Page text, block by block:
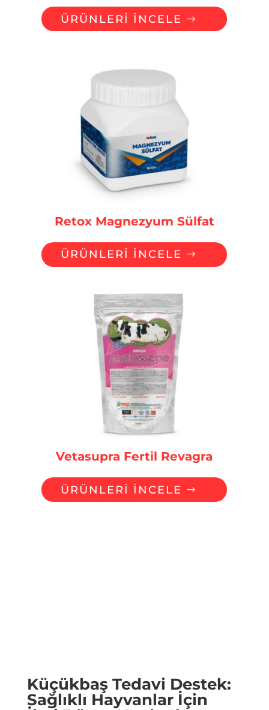
ÜRÜNLERİ İNCELE
Retox Magnezyum Sülfat
ÜRÜNLERİ İNCELE
Vetasupra Fertil Revagra
ÜRÜNLERİ İNCELE
Küçükbaş Tedavi Destek:
Sağlıklı Hayvanlar İçin